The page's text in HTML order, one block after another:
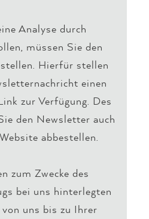
Analyse durch
müssen Sie den
Hierfür stellen
einen
zur Verfügung. Des
den Newsletter auch
abbestellen.
zum Zwecke des
bei uns hinterlegten
uns bis zu Ihrer